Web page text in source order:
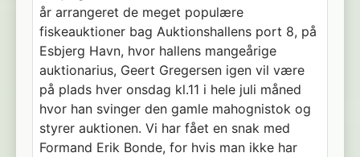
år arrangeret de meget populære
fiskeauktioner bag Auktionshallens port 8, på
Esbjerg Havn, hvor hallens mangeårige
auktionarius, Geert Gregersen igen vil være
på plads hver onsdag kl.11 i hele juli måned
hvor han svinger den gamle mahognistok og
styrer auktionen. Vi har fået en snak med
Formand Erik Bonde, for hvis man ikke har